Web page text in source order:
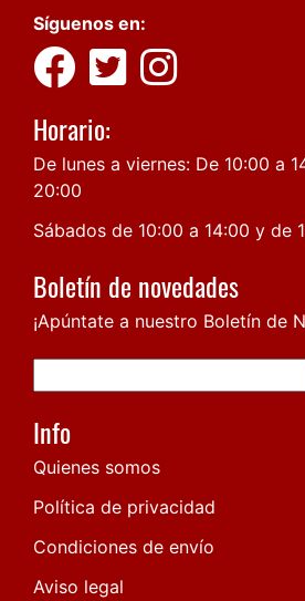
Síguenos en:
Horario:
De lunes a viernes: De 10:00 a
20:00
Sábados de 10:00 a 14:00 y de
Boletín de novedades
¡Apúntate a nuestro Boletín de
Info
Quienes somos
Política de privacidad
Condiciones de envío
Aviso legal